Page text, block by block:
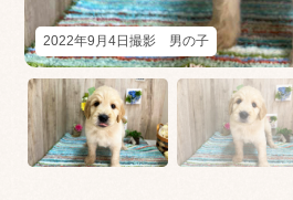
2022年9月4日撮影 男の子